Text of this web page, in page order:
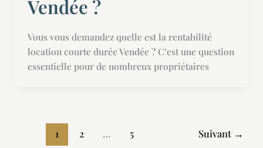
Vendée ?
Vous vous demandez quelle est la rentabilité
location courte durée Vendée ? C’est une question
essentielle pour de nombreux propriétaires
1 2 … 5 Suivant →